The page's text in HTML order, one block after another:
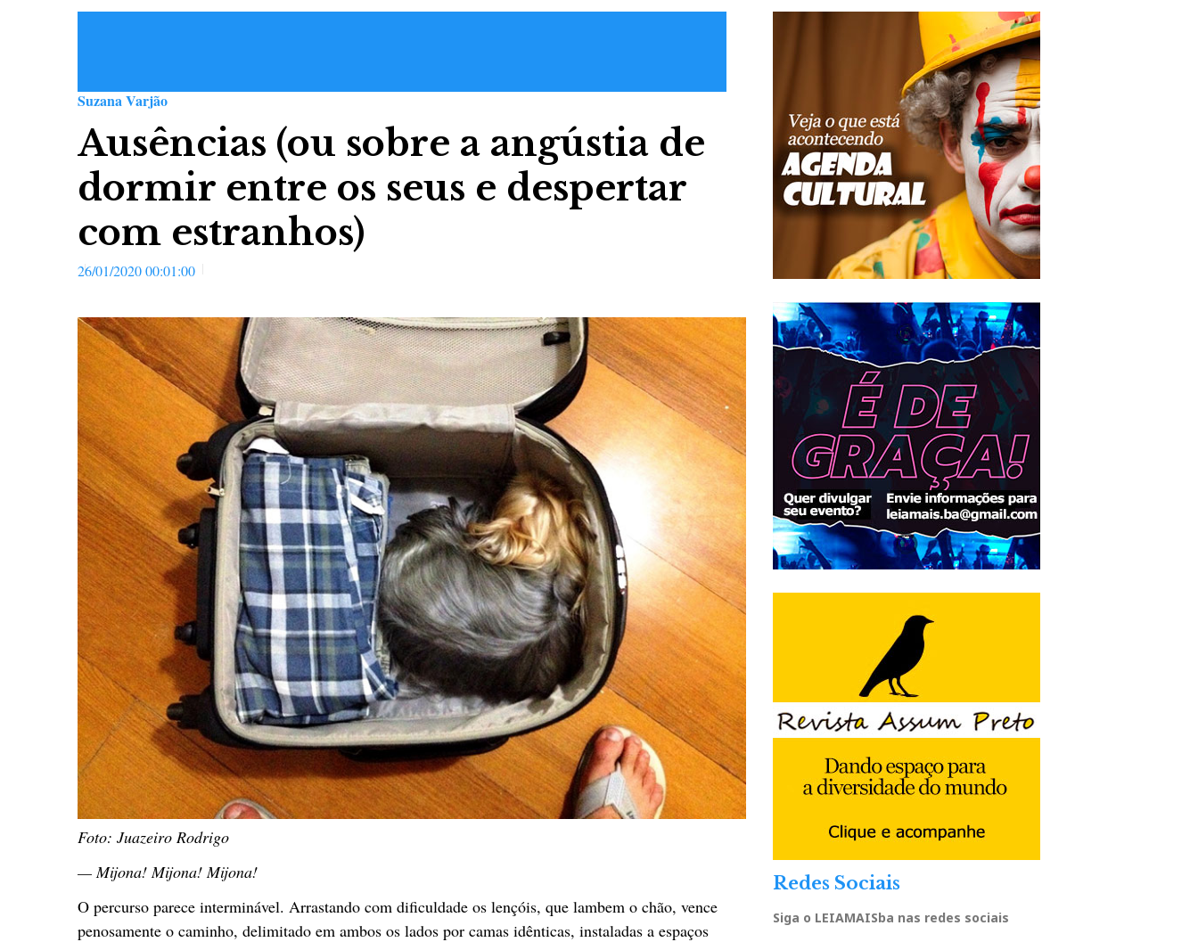
Suzana Varjão
Ausências (ou sobre a angústia de
dormir entre os seus e despertar
com estranhos)
26/01/2020 00:01:00
Foto: Juazeiro Rodrigo
—Mijona! Mijona! Mijona!
O percurso parece interminável. Arrastando com dificuldade os lençóis, que lambem o chão, vence
penosamente o caminho, delimitado em ambos os lados por camas idênticas, instaladas a espaços
Redes Sociais
Siga o LEIAMAISba nas redes sociais